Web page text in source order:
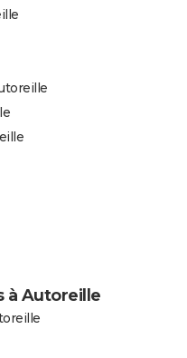
à Autoreille